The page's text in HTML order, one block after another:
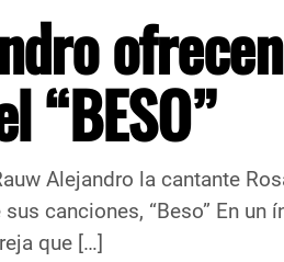
“BESO”
Alejandro la cantante
canciones, “Beso” En
que […]